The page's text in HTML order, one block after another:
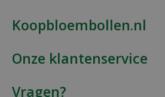
Koopbloembollen.nl
Onze klantenservice
Vragen?